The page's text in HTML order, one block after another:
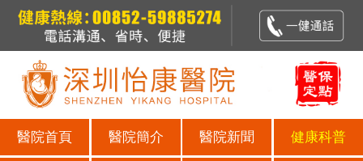
醫院首頁 醫院簡介 醫院新聞 健康科普